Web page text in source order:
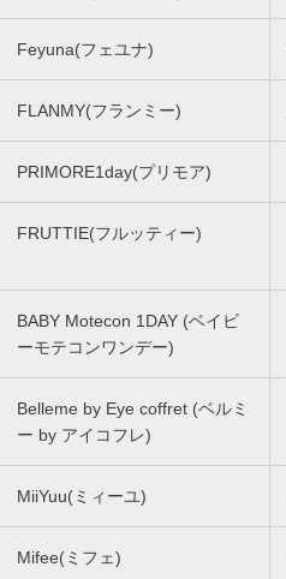
Feyuna(フェユナ)
FLANMY(フランミー)
PRIMORE1day(プリモア)
FRUTTIE(フルッティー)
BABY Motecon 1DAY (ベイビ
ーモテコンワンデー)
Belleme by Eye coffret (ベルミ
ー by アイコフレ)
MiiYuu(ミィーユ)
Mifee(ミフェ)